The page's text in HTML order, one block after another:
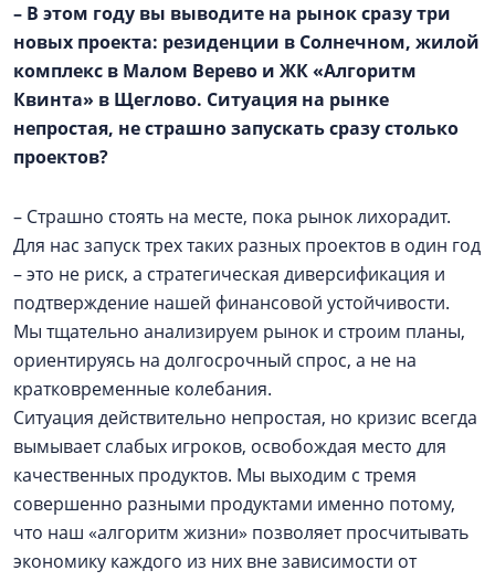
– В этом году вы выводите на рынок сразу три
новых проекта: резиденции в Солнечном, жилой
комплекс в Малом Верево и ЖК «Алгоритм
Квинта» в Щеглово. Ситуация на рынке
непростая, не страшно запускать сразу столько
проектов?
– Страшно стоять на месте, пока рынок лихорадит.
Для нас запуск трех таких разных проектов в один год
– это не риск, а стратегическая диверсификация и
подтверждение нашей финансовой устойчивости.
Мы тщательно анализируем рынок и строим планы,
ориентируясь на долгосрочный спрос, а не на
кратковременные колебания.
Ситуация действительно непростая, но кризис всегда
вымывает слабых игроков, освобождая место для
качественных продуктов. Мы выходим с тремя
совершенно разными продуктами именно потому,
что наш «алгоритм жизни» позволяет просчитывать
экономику каждого из них вне зависимости от